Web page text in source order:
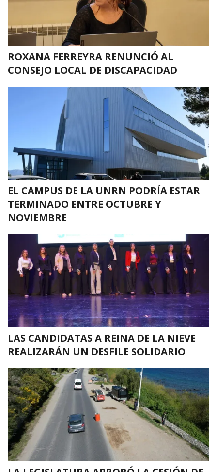
ROXANA FERREYRA RENUNCIÓ AL
CONSEJO LOCAL DE DISCAPACIDAD
EL CAMPUS DE LA UNRN PODRÍA ESTAR
TERMINADO ENTRE OCTUBRE Y
NOVIEMBRE
LAS CANDIDATAS A REINA DE LA NIEVE
REALIZARÁN UN DESFILE SOLIDARIO